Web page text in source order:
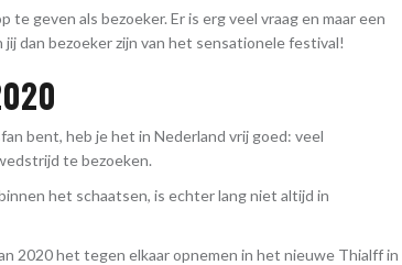
geven als bezoeker. Er is erg veel vraag en maar een
dan bezoeker zijn van het sensationele festival!
bent, heb je het in Nederland vrij goed: veel
te bezoeken.
het schaatsen, is echter lang niet altijd in
2020 het tegen elkaar opnemen in het nieuwe Thialff in